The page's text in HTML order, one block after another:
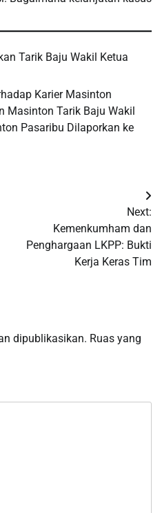
Tarik Baju Wakil Ketua
Karier Masinton
Masinton Tarik Baju Wakil
Pasaribu Dilaporkan ke
Next:
Kemenkumham dan
Penghargaan LKPP: Bukti
Kerja Keras Tim
dipublikasikan. Ruas yang